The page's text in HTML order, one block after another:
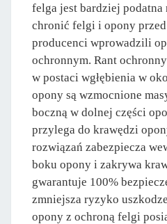
felga jest bardziej podatna
chronić felgi i opony
producenci wprowadzili
ochronnym. Rant
w postaci wgłębienia w
opony są wzmocnione
boczną w dolnej części
przylega do krawędzi
rozwiązań zabezpiecza
boku opony i zakrywa
gwarantuje 100%
zmniejsza ryzyko
opony z ochroną felgi